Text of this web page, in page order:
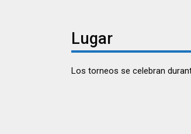
Lugar
Los torneos se celebran